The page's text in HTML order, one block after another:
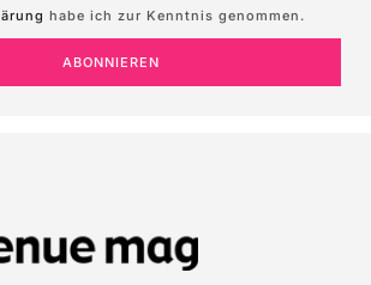
habe ich zur Kenntnis genommen.
ABONNIEREN